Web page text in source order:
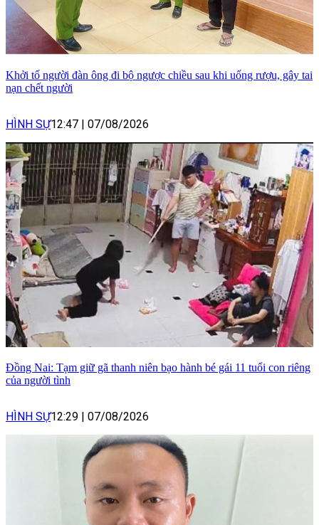
Khởi tố người đàn ông đi bộ ngược chiều sau khi uống rượu, gây tai
nạn chết người
HÌNH SỰ12:47 | 07/08/2026
Đồng Nai: Tạm giữ gã thanh niên bạo hành bé gái 11 tuổi con riêng
của người tình
HÌNH SỰ12:29 | 07/08/2026